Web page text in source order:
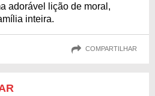
adorável lição de moral,
inteira.
COMPARTILHAR